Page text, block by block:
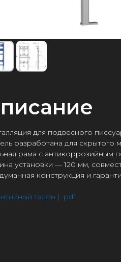
для подвесного
разработана для скрытого
рама с антикоррозийным
установки — 120 мм,
конструкция и
талон | .pdf